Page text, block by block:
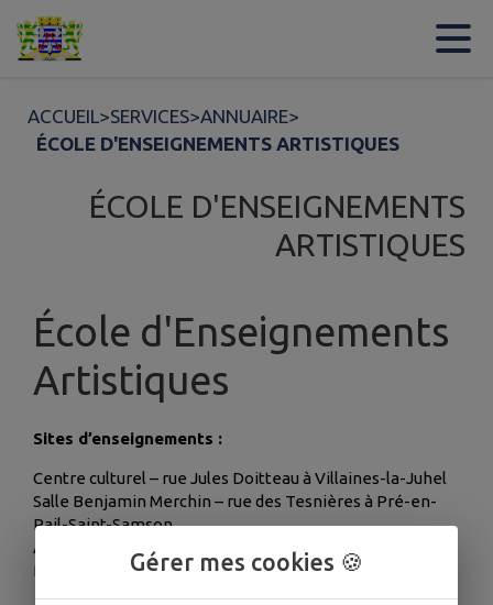
Contenu
ACCUEIL>SERVICES>ANNUAIRE>
ÉCOLE D'ENSEIGNEMENTS ARTISTIQUES
ÉCOLE D'ENSEIGNEMENTS
ARTISTIQUES
École d'Enseignements
Artistiques
Sites d’enseignements :
Centre culturel – rue Jules Doitteau à Villaines-la-Juhel
Salle Benjamin Merchin – rue des Tesnières à Pré-en-
Pail-Saint-Samson
Ancienne école primaire – 35 rue du Dr Poirrier à Saint-
Pierre-des-NidsGérer mes cookies 🍪